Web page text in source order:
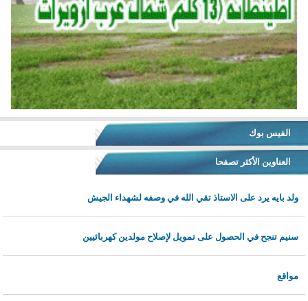
الفيس بوك
العناوين الأكثر تصفحا
ولد بايه يرد على الاستاذ تقي الله في وصفه لشهداء الجيش
سنيم تنجح في الحصول على تمويل لإصلاح مولدين كهربائيين
مواقع